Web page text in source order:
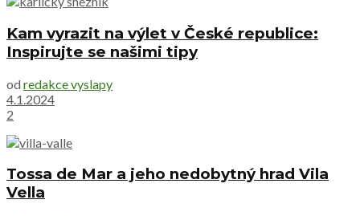
Kam vyrazit na výlet v České republice:
Inspirujte se našimi tipy
od redakce vyslapy
4.1.2024
2
Tossa de Mar a jeho nedobytný hrad Vila
Vella